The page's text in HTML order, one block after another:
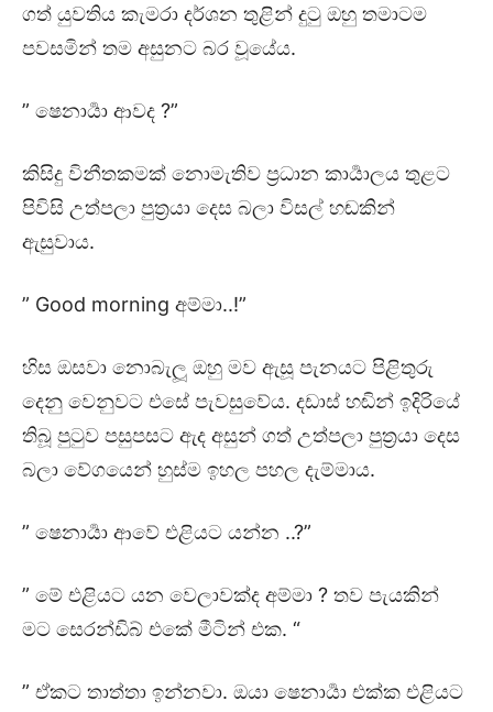
ගත් යුවතිය කැමරා දර්ශන තුළින් දුටු ඔහු තමාටම
පවසමින් තම අසුනට බර වූයේය.
” ෂෙනාර්‍යා ආවද ?”
කිසිදු විනීතකමක් නොමැතිව ප්‍රධාන කාර්‍යාලය තුළට
පිවිසි උත්පලා පුත්‍රයා දෙස බලා විසල් හඬකින්
ඇසුවාය.
” Good morning අම්මා..!”
හිස ඔසවා නොබැලූ ඔහු මව ඇසූ පැනයට පිළිතුරු
දෙනු වෙනුවට එසේ පැවසුවේය. දඩාස් හඬින් ඉදිරියේ
තිබූ පුටුව පසුපසට ඇද අසුන් ගත් උත්පලා පුත්‍රයා දෙස
බලා වේගයෙන් හුස්ම ඉහල පහල දැම්මාය.
” ෂෙනාර්‍යා ආවේ එළියට යන්න ..?”
” මේ එළියට යන වෙලාවක්ද අම්මා ? තව පැයකින්
මට සෙරන්ඩිබ් එකේ මීටින් එක. “
” ඒකට තාත්තා ඉන්නවා. ඔයා ෂෙනාර්‍යා එක්ක එළියට